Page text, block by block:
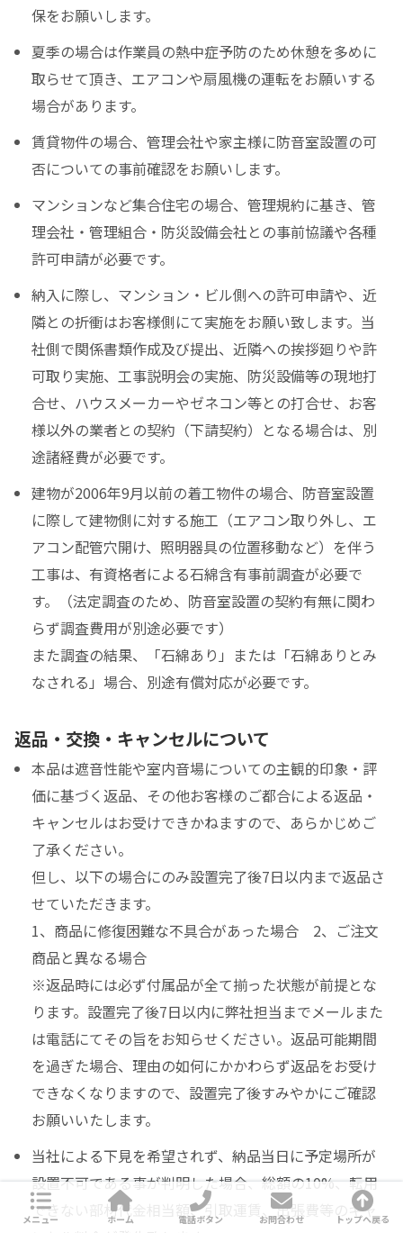
保をお願いします。
夏季の場合は作業員の熱中症予防のため休憩を多めに
取らせて頂き、エアコンや扇風機の運転をお願いする
場合があります。
賃貸物件の場合、管理会社や家主様に防音室設置の可
否についての事前確認をお願いします。
マンションなど集合住宅の場合、管理規約に基き、管
理会社・管理組合・防災設備会社との事前協議や各種
許可申請が必要です。
納入に際し、マンション・ビル側への許可申請や、近
隣との折衝はお客様側にて実施をお願い致します。当
社側で関係書類作成及び提出、近隣への挨拶廻りや許
可取り実施、工事説明会の実施、防災設備等の現地打
合せ、ハウスメーカーやゼネコン等との打合せ、お客
様以外の業者との契約（下請契約）となる場合は、別
途諸経費が必要です。
建物が2006年9月以前の着工物件の場合、防音室設置
に際して建物側に対する施工（エアコン取り外し、エ
アコン配管穴開け、照明器具の位置移動など）を伴う
工事は、有資格者による石綿含有事前調査が必要で
す。（法定調査のため、防音室設置の契約有無に関わ
らず調査費用が別途必要です）
また調査の結果、「石綿あり」または「石綿ありとみ
なされる」場合、別途有償対応が必要です。
返品・交換・キャンセルについて
本品は遮音性能や室内音場についての主観的印象・評
価に基づく返品、その他お客様のご都合による返品・
キャンセルはお受けできかねますので、あらかじめご
了承ください。
但し、以下の場合にのみ設置完了後7日以内まで返品さ
せていただきます。
1、商品に修復困難な不具合があった場合 2、ご注文
商品と異なる場合
※返品時には必ず付属品が全て揃った状態が前提とな
ります。設置完了後7日以内に弊社担当までメールまた
は電話にてその旨をお知らせください。返品可能期間
を過ぎた場合、理由の如何にかかわらず返品をお受け
できなくなりますので、設置完了後すみやかにご確認
お願いいたします。
当社による下見を希望されず、納品当日に予定場所が
設置不可である事が判明した場合、総額の10%、転用
できない部材代金相当額、引取運賃、出張費等のキャ
メニュー ホーム 電話ボタン お問合わせ トップへ戻る